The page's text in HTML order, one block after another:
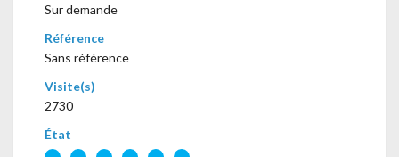
Sur demande
Référence
Sans référence
Visite(s)
2730
État